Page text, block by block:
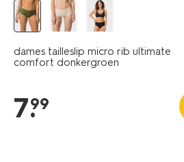
dames tailleslip micro rib ultimate
comfort donkergroen
7.
99